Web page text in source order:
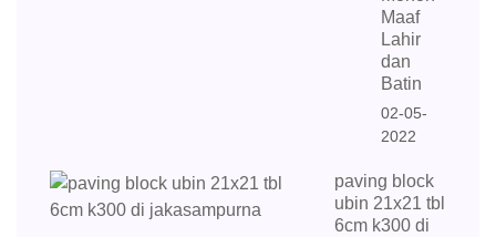
Maaf
Lahir
dan
Batin
02-05-
2022
paving block
ubin 21x21 tbl
6cm k300 di